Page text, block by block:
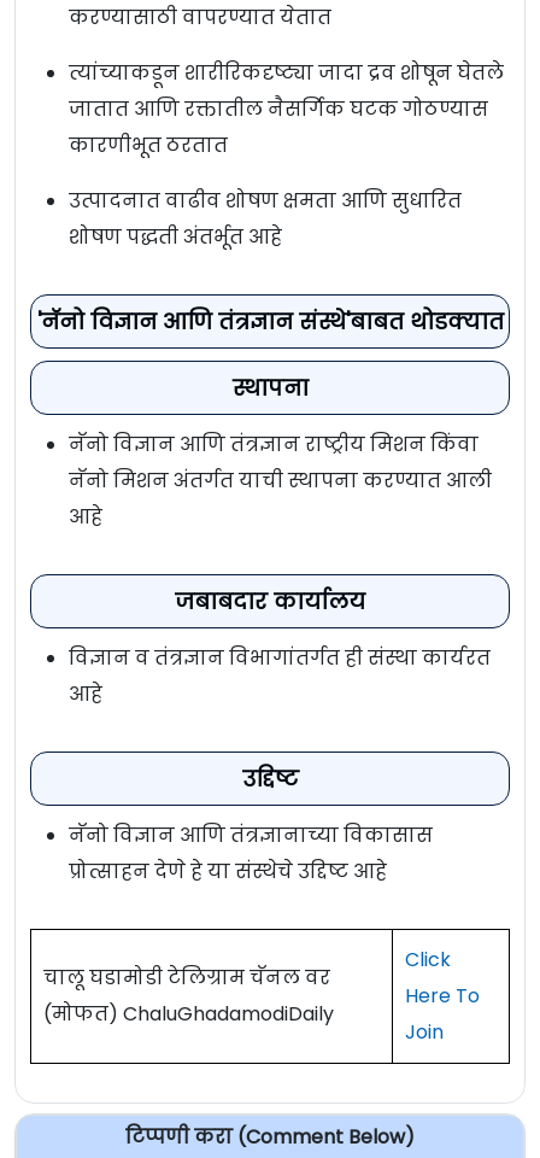
करण्यासाठी वापरण्यात येतात
त्यांच्याकडून शारीरिकदृष्ट्या जादा द्रव शोषून घेतले
जातात आणि रक्तातील नैसर्गिक घटक गोठण्यास
कारणीभूत ठरतात
उत्पादनात वाढीव शोषण क्षमता आणि सुधारित
शोषण पद्धती अंतर्भूत आहे
'नॅनो विज्ञान आणि तंत्रज्ञान संस्थे'बाबत थोडक्यात
स्थापना
नॅनो विज्ञान आणि तंत्रज्ञान राष्ट्रीय मिशन किंवा
नॅनो मिशन अंतर्गत याची स्थापना करण्यात आली
आहे
जबाबदार कार्यालय
विज्ञान व तंत्रज्ञान विभागांतर्गत ही संस्था कार्यरत
आहे
उद्दिष्ट
नॅनो विज्ञान आणि तंत्रज्ञानाच्या विकासास
प्रोत्साहन देणे हे या संस्थेचे उद्दिष्ट आहे
चालू घडामोडी टेलिग्राम चॅनल वर
(मोफत) ChaluGhadamodiDaily
Click
Here To
Join
टिप्पणी करा (Comment Below)